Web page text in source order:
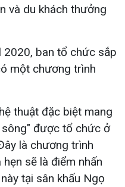
và du khách thưởng
ban tổ chức sắp
một chương trình
thuật đặc biệt mang
được tổ chức ở
là chương trình
sẽ là điểm nhấn
tại sân khấu Ngọ